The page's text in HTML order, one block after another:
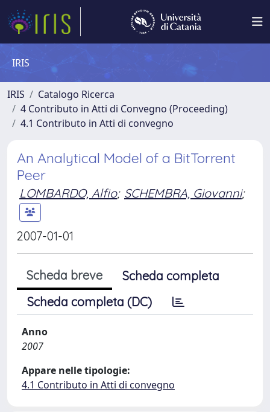
IRIS
IRIS
Catalogo Ricerca
4 Contributo in Atti di Convegno (Proceeding)
4.1 Contributo in Atti di convegno
An Analytical Model of a BitTorrent
Peer
LOMBARDO, Alfio; SCHEMBRA, Giovanni;
2007-01-01
Scheda breve
Scheda completa
Scheda completa (DC)
Anno
2007
Appare nelle tipologie:
4.1 Contributo in Atti di convegno